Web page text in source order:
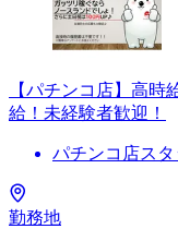
【パチンコ店】高
給！未経験者歓迎！
パチンコ店スタ
勤務地